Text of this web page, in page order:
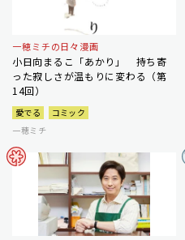
一穂ミチの日々漫画
小日向まるこ「あかり」 持ち寄
った寂しさが温もりに変わる（第
14回）
愛でる
コミック
一穂ミチ